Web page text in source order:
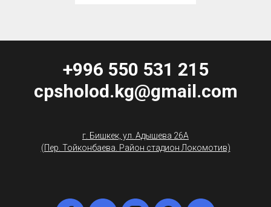
+996 550 531 215
cpsholod.kg@gmail.com
г. Бишкек, ул. Адышева 26А
(Пер. Тойконбаева. Район стадион Локомотив)